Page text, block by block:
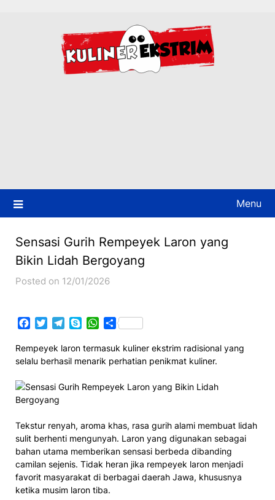
Menu
Sensasi Gurih Rempeyek Laron yang
Bikin Lidah Bergoyang
Posted on 12/01/2026
Facebook
TwitterTelegram
SkypeWhatsApp
Share
Rempeyek laron termasuk kuliner ekstrim radisional yang
selalu berhasil menarik perhatian penikmat kuliner.
Tekstur renyah, aroma khas, rasa gurih alami membuat lidah
sulit berhenti mengunyah. Laron yang digunakan sebagai
bahan utama memberikan sensasi berbeda dibanding
camilan sejenis. Tidak heran jika rempeyek laron menjadi
favorit masyarakat di berbagai daerah Jawa, khususnya
ketika musim laron tiba.